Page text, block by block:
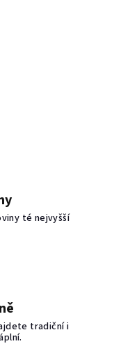
té nejvyšší
tradiční i